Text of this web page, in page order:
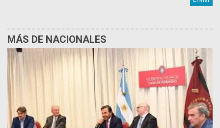
MÁS DE NACIONALES